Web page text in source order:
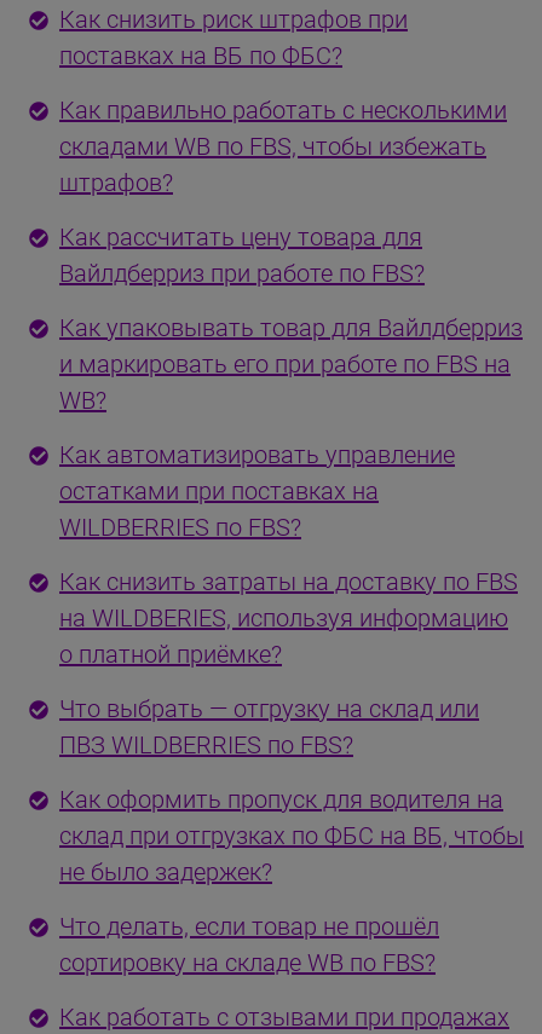
Как снизить риск штрафов при
поставках на ВБ по ФБС?
Как правильно работать с несколькими
складами WB по FBS, чтобы избежать
штрафов?
Как рассчитать цену товара для
Вайлдберриз при работе по FBS?
Как упаковывать товар для Вайлдберриз
и маркировать его при работе по FBS на
WB?
Как автоматизировать управление
остатками при поставках на
WILDBERRIES по FBS?
Как снизить затраты на доставку по FBS
на WILDBERIES, используя информацию
о платной приёмке?
Что выбрать — отгрузку на склад или
ПВЗ WILDBERRIES по FBS?
Как оформить пропуск для водителя на
склад при отгрузках по ФБС на ВБ, чтобы
не было задержек?
Что делать, если товар не прошёл
сортировку на складе WB по FBS?
Как работать с отзывами при продажах